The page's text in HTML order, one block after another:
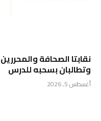
نقابتا الصحافة
وتطالبان بسحبه للدرس
أغسطس 5, 2026